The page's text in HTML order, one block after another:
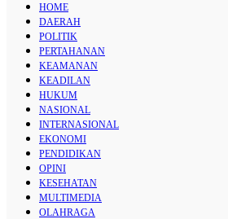
HOME
DAERAH
POLITIK
PERTAHANAN
KEAMANAN
KEADILAN
HUKUM
NASIONAL
INTERNASIONAL
EKONOMI
PENDIDIKAN
OPINI
KESEHATAN
MULTIMEDIA
OLAHRAGA